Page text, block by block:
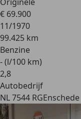
€ 69.900
11/1970
99.425 km
Benzine
- (l/100 km)
2,8
Autobedrijf
NL 7544 RGEnschede